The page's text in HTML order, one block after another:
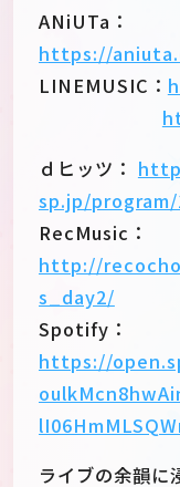
ANiUTa：
https://
LINEMUSIC：
ｄヒッツ：
sp.jp/program/
RecMusic：
http://
s_day2/
Spotify：
https://
ライブの余韻に